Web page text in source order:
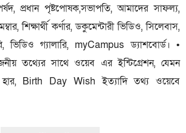
প্রধান পৃষ্টপোষক,সভাপতি, আমাদের সাফল্য,
শিক্ষার্থী কর্ণার, ডকুমেন্টারী ভিডিও, সিলেবাস,
ভিডিও গ্যালারি, myCampus ড্যাশবোর্ড। •
তথ্যের সাথে ওয়েব এর ইন্টিগ্রেশন, যেমন
হার, Birth Day Wish ইত্যাদি তথ্য ওয়েবে